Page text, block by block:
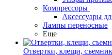
Компрессоры
Аксессуары
Лампы переносные
Еще
Отвертки, клещи,